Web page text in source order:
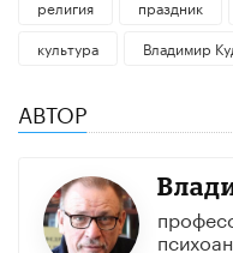
религия праздник
культура
Владимир
АВТОР